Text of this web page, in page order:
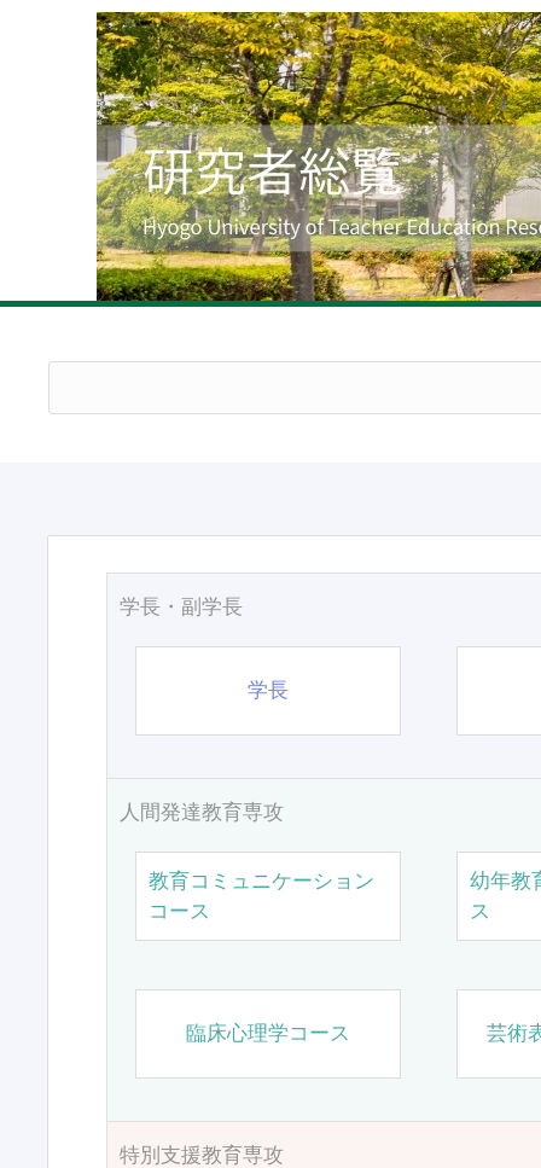
学長・副学長
学長
人間発達教育専攻
教育コミュニケーション
コース
幼年教
ス
臨床心理学コース 芸術
特別支援教育専攻